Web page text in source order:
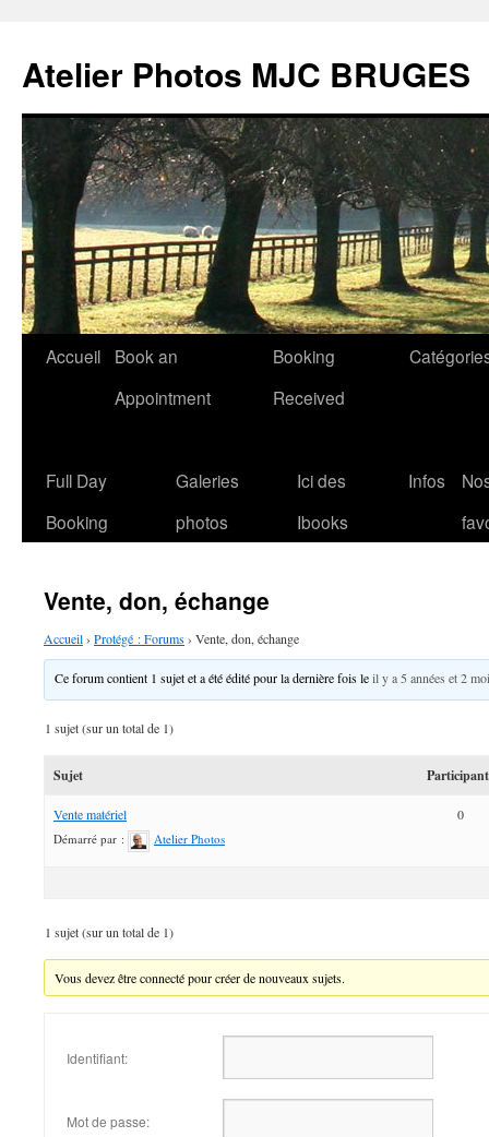
Atelier Photos MJC BRUGES
Aller
Accueil
Book an
Appointment
Booking
Received
Full Day
Booking
Galeries
photos
Ici des
Ibooks
Infos
Vente, don, échange
Accueil› Protégé : Forums› Vente, don, échange
Ce forum contient 1 sujet et a été édité pour la dernière fois leil y a 5 années et 2
1 sujet (sur un total de 1)
Sujet
Vente matériel
Démarré par : Atelier Photos
0
1 sujet (sur un total de 1)
Vous devez être connecté pour créer de nouveaux sujets.
Identifiant:
Mot de passe: